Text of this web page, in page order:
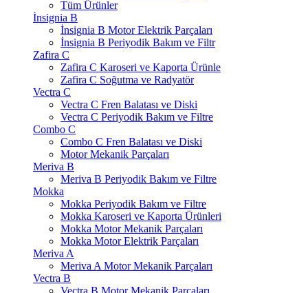
Tüm Ürünler
İnsignia B
İnsignia B Motor Elektrik Parçaları
İnsignia B Periyodik Bakım ve Filtr
Zafira C
Zafira C Karoseri ve Kaporta Ürünle
Zafira C Soğutma ve Radyatör
Vectra C
Vectra C Fren Balatası ve Diski
Vectra C Periyodik Bakım ve Filtre
Combo C
Combo C Fren Balatası ve Diski
Motor Mekanik Parçaları
Meriva B
Meriva B Periyodik Bakım ve Filtre
Mokka
Mokka Periyodik Bakım ve Filtre
Mokka Karoseri ve Kaporta Ürünleri
Mokka Motor Mekanik Parçaları
Mokka Motor Elektrik Parçaları
Meriva A
Meriva A Motor Mekanik Parçaları
Vectra B
Vectra B Motor Mekanik Parçaları